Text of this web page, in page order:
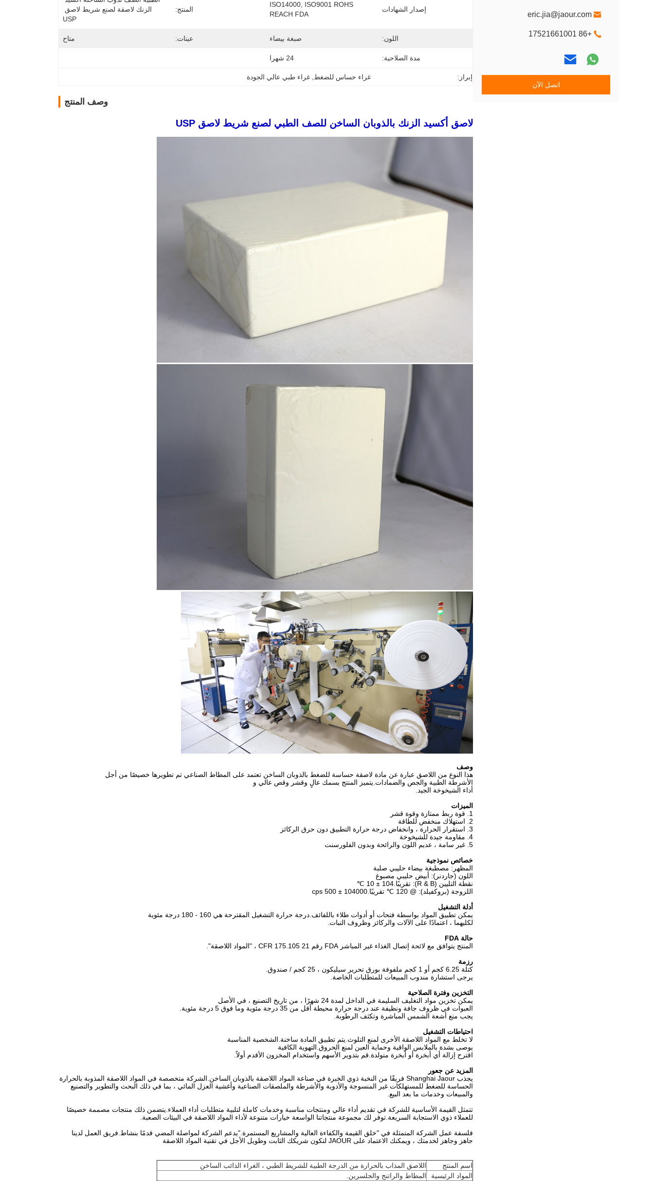
eric.jia@jaour.com
+86 17521661001
اتصل الآن
إصدار الشهادات
ISO14000, ISO9001 ROHS
REACH FDA
المنتج:
USP
اللون: صبغة بيضاء عينات: متاح
مدة الصلاحية: 24 شهرا
إبراز: غراء حساس للضغط , غراء طبي عالي الجودة
وصف المنتج
لاصق أكسيد الزنك بالذوبان الساخن للصف الطبي لصنع شريط لاصق USP
وصف
هذا النوع من اللاصق عبارة عن مادة لاصقة حساسة للضغط بالذوبان الساخن تعتمد على المطاط الصناعي تم تطويرها خصيصًا من أجل
الأشرطة الطبية والجص والضمادات.يتميز المنتج بسمك عالٍ وقشر وقص عالي و
أداء الشيخوخة الجيد.
الميزات
1. قوة ربط ممتازة وقوة قشر
2. استهلاك منخفض للطاقة
3. استقرار الحرارة ، وانخفاض درجة حرارة التطبيق دون حرق الركائز
4. مقاومة جيدة للشيخوخة
5. غير سامة ، عديم اللون والرائحة وبدون الفلورسنت
خصائص نموذجية
المظهر: مصطبغة بيضاء حليبي صلبة
اللون (جاردنر): أبيض حليبي مصبوغ
نقطة التليين (R & B): تقريبًا.104 ± 10 ℃
اللزوجة (بروكفيلد): @ 120 ℃ تقريبًا.104000 ± 500 cps
أدلة التشغيل
يمكن تطبيق المواد بواسطة فتحات أو أدوات طلاء باللفائف.درجة حرارة التشغيل المقترحة هي 160 - 180 درجة مئوية
لكليهما ، اعتمادًا على الآلات والركائز وظروف النبات.
حالة FDA
المنتج يتوافق مع لائحة إتصال الغذاء غير المباشر FDA رقم 21 CFR 175.105 ، "المواد اللاصقة".
رزمة
كتلة 6.25 كجم أو 1 كجم ملفوفة بورق تحرير سيليكون ، 25 كجم / صندوق.
يرجى استشارة مندوب المبيعات للمتطلبات الخاصة.
التخزين وفترة الصلاحية
يمكن تخزين مواد التغليف السليمة في الداخل لمدة 24 شهرًا ، من تاريخ التصنيع ، في الأصل
العبوات في ظروف جافة ونظيفة عند درجة حرارة محيطة أقل من 35 درجة مئوية وما فوق 5 درجة مئوية.
يجب منع أشعة الشمس المباشرة وتكثف الرطوبة.
احتياطات التشغيل
لا تخلط مع المواد اللاصقة الأخرى لمنع التلوث.يتم تطبيق المادة ساخنة.الشخصية المناسبة
يوصى بشدة بالملابس الواقية وحماية العين لمنع الحروق.التهوية الكافية
اقترح إزالة أي أبخرة أو أبخرة متولدة.قم بتدوير الأسهم واستخدام المخزون الأقدم أولاً.
المزيد عن جعور
يجذب Shanghai Jaour فريقًا من النخبة ذوي الخبرة في صناعة المواد اللاصقة بالذوبان الساخن.الشركة متخصصة في المواد اللاصقة المذوبة بالحرارة
الحساسة للضغط للمستهلكات غير المنسوجة والأدوية والأشرطة والملصقات الصناعية وأغشية العزل المائي ، بما في ذلك البحث والتطوير والتصنيع
والمبيعات وخدمات ما بعد البيع.
تتمثل القيمة الأساسية للشركة في تقديم أداء عالي ومنتجات مناسبة وخدمات كاملة لتلبية متطلبات أداء العملاء.يتضمن ذلك منتجات مصممة خصيصًا
للعملاء ذوي الاستجابة السريعة.توفر لك مجموعة منتجاتنا الواسعة خيارات متنوعة لأداء المواد اللاصقة في البيئات الصعبة.
فلسفة عمل الشركة المتمثلة في "خلق القيمة والكفاءة العالية والمشاريع المستمرة."يدعم الشركة لمواصلة المضي قدمًا بنشاط.فريق العمل لدينا
جاهز وجاهز لخدمتك ، ويمكنك الاعتماد على JAOUR لتكون شريكك الثابت وطويل الأجل في تقنية المواد اللاصقة
اسم المنتج
اللاصق المذاب بالحرارة من الدرجة الطبية للشريط الطبي ، الغراء الذائب الساخن
المواد الرئيسية
المطاط والراتنج والجلسرين.